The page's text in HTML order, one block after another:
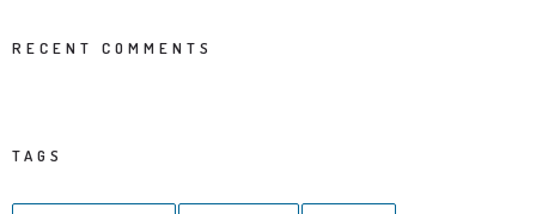
RECENT COMMENTS
TAGS